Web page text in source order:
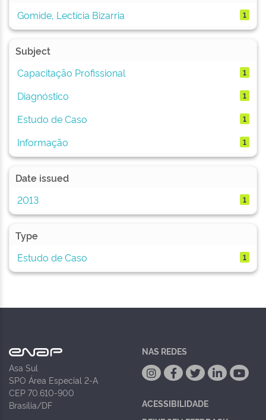
Gomide, Lectícia Bizarria
1
Subject
Capacitação Profissional
1
Diagnóstico 1
Estudo de Caso 1
Informação 1
Date issued
2013
1
Type
Estudo de Caso
1
Asa Sul
SPO Área Especial 2-A
CEP 70.610-900
Brasília/DF
NAS REDES
ACESSIBILIDADE